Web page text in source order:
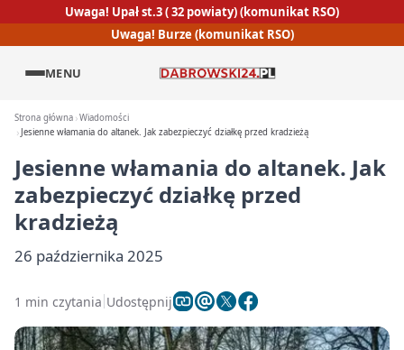
Uwaga! Upał st.3 ( 32 powiaty) (komunikat RSO)
Uwaga! Burze (komunikat RSO)
MENU
Strona główna Wiadomości
Jesienne włamania do altanek. Jak zabezpieczyć działkę przed kradzieżą
Jesienne włamania do altanek. Jak
zabezpieczyć działkę przed
kradzieżą
26 października 2025
1 min czytania Udostępnij